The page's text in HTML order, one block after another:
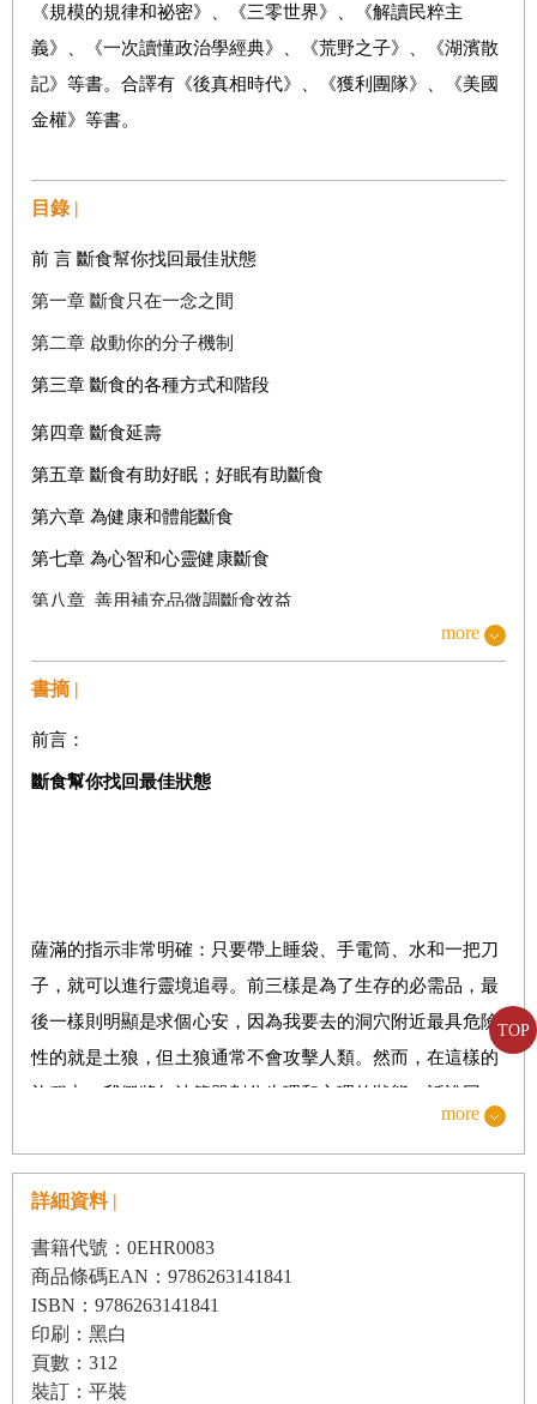
TOP
《規模的規律和祕密》、《三零世界》、《解讀民粹主
義》、《一次讀懂政治學經典》、《荒野之子》、《湖濱散
記》等書。合譯有《後真相時代》、《獲利團隊》、《美國
金權》等書。
目錄 |
前 言 斷食幫你找回最佳狀態
第一章 斷食只在一念之間
第二章 啟動你的分子機制
第三章 斷食的各種方式和階段
第四章 斷食延壽
第五章 斷食有助好眠；好眠有助斷食
第六章 為健康和體能斷食
第七章 為心智和心靈健康斷食
第八章 善用補充品微調斷食效益
第十章
結 論 斷食帶你找回寧靜
致 謝
more
書摘 |
前言 ：
斷食幫你找回最佳狀態
薩滿的指示非常明確：只要帶上睡袋、手電筒、水和一把刀
子，就可以進行靈境追尋。前三樣是為了生存的必需品，最
後一樣則明顯是求個心安，因為我要去的洞穴附近最具危險
性的就是土狼，但土狼通常不會攻擊人類。然而，在這樣的
旅程中，我們將無法簡單劃分生理和心理的狀態。話說回
為了尋求更好的健康、更大的自覺，最重要的，為了尋求內
心深處的平靜，我出發前往我的第一次靈境追尋。在一般人
的眼中，那時的我算得上是個成功人士。那是在二○○八年，
是我到西藏和岡底斯山旅行的四年後，我在那趟旅程第一次
體驗加了犛牛奶油的酥油茶神奇的功效。在那之前，我的體
重曾
經超過一百三十六公斤，穿四十
more
詳細資料 |
書籍代號：0EHR0083
商品條碼EAN：9786263141841
ISBN：9786263141841
印刷：黑白
頁數：312
裝訂：平裝